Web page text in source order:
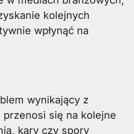
kolejnych
wpłynąć na
wynikający z
się na kolejne
kary czy spory